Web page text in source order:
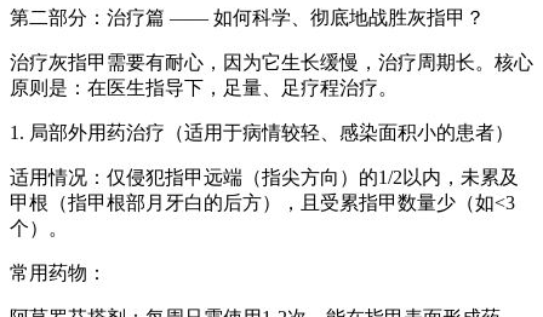
第二部分：治疗篇 —— 如何科学、彻底地战胜灰指甲？
治疗灰指甲需要有耐心，因为它生长缓慢，治疗周期长。核心
原则是：在医生指导下，足量、足疗程治疗。
1. 局部外用药治疗（适用于病情较轻、感染面积小的患者）
适用情况：仅侵犯指甲远端（指尖方向）的1/2以内，未累及
甲根（指甲根部月牙白的后方），且受累指甲数量少（如<3
个）。
常用药物：